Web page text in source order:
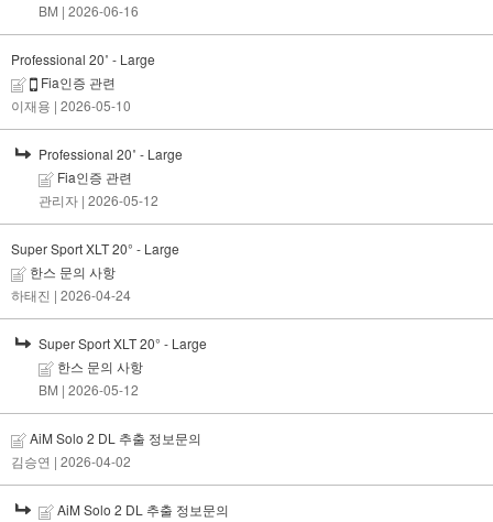
BM | 2026-06-16
Professional 20˚ - Large
Fia인증 관련
이재용 | 2026-05-10
Professional 20˚ - Large
Fia인증 관련
관리자 | 2026-05-12
Super Sport XLT 20° - Large
한스 문의 사항
하태진 | 2026-04-24
Super Sport XLT 20° - Large
한스 문의 사항
BM | 2026-05-12
AiM Solo 2 DL 추출 정보문의
김승연 | 2026-04-02
AiM Solo 2 DL 추출 정보문의